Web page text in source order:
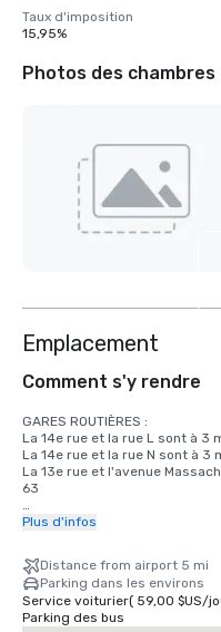
Taux d'imposition
15,95%
Photos des chambres
Emplacement
Comment s'y rendre
GARES ROUTIÈRES :
La 14e rue et la rue L sont à 3
La 14e rue et la rue N sont à 3
La 13e rue et l'avenue
63
LIGNES/ARRÊTS DE MÉTRO :
Ligne rouge : Farragut North
Ligne jaune : Mt. Centre de
AÉROPORTS :
DCA : 5 milles
Plus d'infos
Distance from airport 5 mi
Parking dans les environs
Service voiturier( 59,00 $US/
Parking des bus